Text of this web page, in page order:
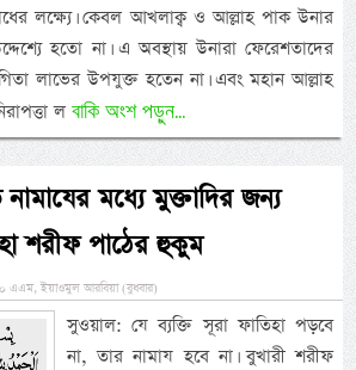
লক্ষ্যে। কেবল আখলাক্ব ও আল্লাহ পাক উনার
হতো না। এ অবস্থায় উনারা ফেরেশতাদের
লাভের উপযুক্ত হতেন না। এবং মহান আল্লাহ
লবাকি অংশ পড়ুন...
নামাযের মধ্যে মুক্তাদির জন্য
শরীফ পাঠের হুকুম
ইয়াওমুল আরবিয়া (বুধবার)
সুওয়াল: যে ব্যক্তি সূরা ফাতিহা পড়বে
না, তার নামায হবে না। বুখারী শরীফ